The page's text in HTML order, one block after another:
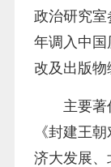
政治研究室
年调入中国
改及出版物
主要著
《封建王
济大发展、